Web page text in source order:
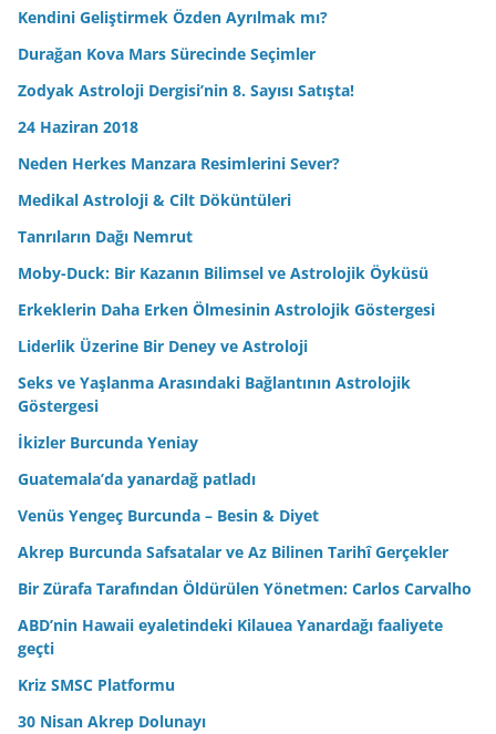
Kendini Geliştirmek Özden Ayrılmak mı?
Durağan Kova Mars Sürecinde Seçimler
Zodyak Astroloji Dergisi’nin 8. Sayısı Satışta!
24 Haziran 2018
Neden Herkes Manzara Resimlerini Sever?
Medikal Astroloji & Cilt Döküntüleri
Tanrıların Dağı Nemrut
Moby-Duck: Bir Kazanın Bilimsel ve Astrolojik Öyküsü
Erkeklerin Daha Erken Ölmesinin Astrolojik Göstergesi
Liderlik Üzerine Bir Deney ve Astroloji
Seks ve Yaşlanma Arasındaki Bağlantının Astrolojik
Göstergesi
İkizler Burcunda Yeniay
Guatemala’da yanardağ patladı
Venüs Yengeç Burcunda – Besin & Diyet
Akrep Burcunda Safsatalar ve Az Bilinen Tarihî Gerçekler
Bir Zürafa Tarafından Öldürülen Yönetmen: Carlos Carvalho
ABD’nin Hawaii eyaletindeki Kilauea Yanardağı faaliyete
geçti
Kriz SMSC Platformu
30 Nisan Akrep Dolunayı